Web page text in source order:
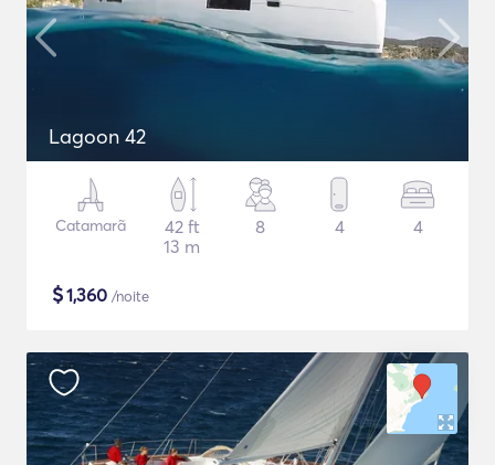
Lagoon 42
Catamarã
42 ft
13 m
8 4 4
$1,360 /noite